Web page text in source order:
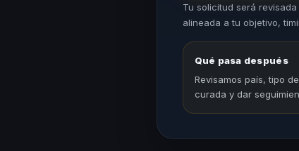
Tu solicitud será
alineada a tu objetivo,
Qué pasa después
Revisamos país, tipo
curada y dar